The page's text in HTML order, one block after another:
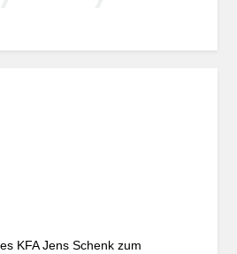
KFA Jens Schenk zum